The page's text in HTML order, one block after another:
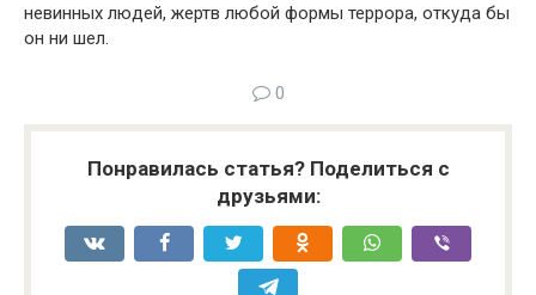
невинных лю­дей, жертв любой формы террора, откуда бы
он ни шел.
0
Понравилась статья? Поделиться с
друзьями: